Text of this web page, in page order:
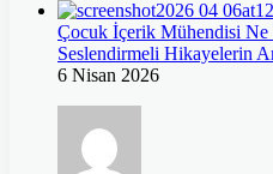
Çocuk İçerik Mühendisi Ne
Seslendirmeli Hikayelerin
6 Nisan 2026